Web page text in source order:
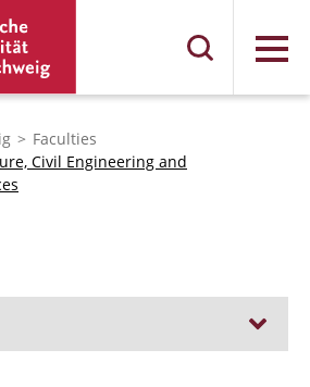
Menu
Faculties
Civil Engineering and